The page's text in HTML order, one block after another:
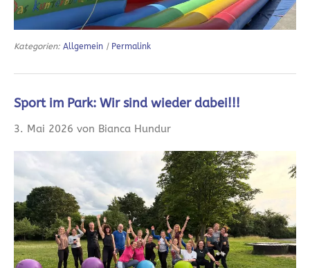
Kategorien: Allgemein | Permalink
Sport im Park: Wir sind wieder dabei!!!
3. Mai 2026 von Bianca Hundur